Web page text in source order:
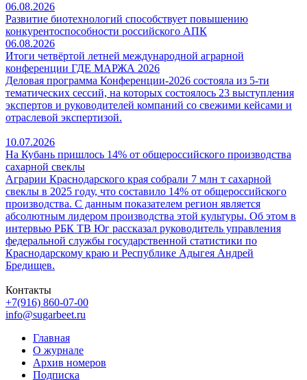
06.08.2026
Развитие биотехнологий способствует повышению
конкурентоспособности российского АПК
06.08.2026
Итоги четвёртой летней международной аграрной
конференции ГДЕ МАРЖА 2026
Деловая программа Конференции-2026 состояла из 5-ти
тематических сессий, на которых состоялось 23 выступления
экспертов и руководителей компаний со свежими кейсами и
отраслевой экспертизой.
10.07.2026
На Кубань пришлось 14% от общероссийского производства
сахарной свеклы
Аграрии Краснодарского края собрали 7 млн т сахарной
свеклы в 2025 году, что составило 14% от общероссийского
производства. С данным показателем регион является
абсолютным лидером производства этой культуры. Об этом в
интервью РБК ТВ Юг рассказал руководитель управления
федеральной службы государственной статистики по
Краснодарскому краю и Республике Адыгея Андрей
Бредищев.
Контакты
+7(916) 860-07-00
info@sugarbeet.ru
Главная
О журнале
Архив номеров
Подписка